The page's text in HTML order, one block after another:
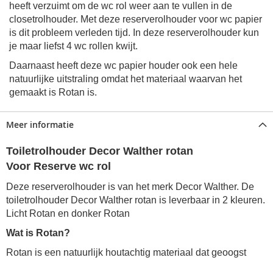
heeft verzuimt om de wc rol weer aan te vullen in de
closetrolhouder. Met deze reserverolhouder voor wc papier
is dit probleem verleden tijd. In deze reserverolhouder kun
je maar liefst 4 wc rollen kwijt.
Daarnaast heeft deze wc papier houder ook een hele
natuurlijke uitstraling omdat het materiaal waarvan het
gemaakt is Rotan is.
Meer informatie
Toiletrolhouder Decor Walther rotan
Voor Reserve wc rol
Deze reserverolhouder is van het merk Decor Walther. De
toiletrolhouder Decor Walther rotan is leverbaar in 2 kleuren.
Licht Rotan en donker Rotan
Wat is Rotan?
Rotan is een natuurlijk houtachtig materiaal dat geoogst